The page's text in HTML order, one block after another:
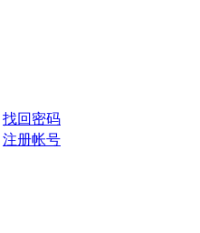
找回密码
注册帐号